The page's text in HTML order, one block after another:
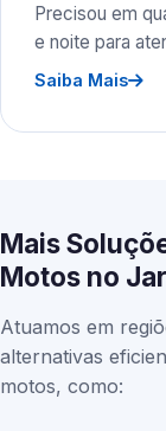
Precisou em
e noite para
Saiba Mais
Mais
Motos no
Atuamos em
alternativas
motos, como: